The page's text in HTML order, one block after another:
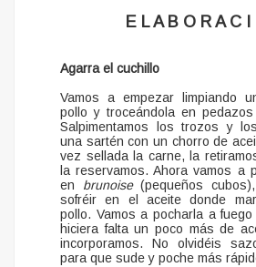
E L A B O R A C I
Agarra el cuchillo
Vamos a empezar limpiando
pollo y troceándola en
Salpimentamos los trozos y
una sartén con un chorro de
vez sellada la carne, la
la reservamos. Ahora vamos a
en brunoise(pequeños
sofréir en el aceite donde
pollo. Vamos a pocharla a
hiciera falta un poco más de
incorporamos. No olvidéis
para que sude y poche más